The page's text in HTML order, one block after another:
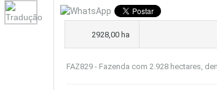
2928,00 ha
FAZ829 - Fazenda com 2.928 hectares,